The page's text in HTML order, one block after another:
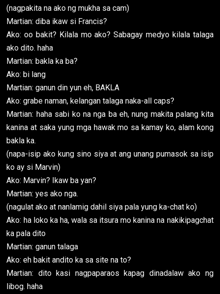
(nagpakita na ako ng mukha sa cam)
Martian: diba ikaw si Francis?
Ako: oo bakit? Kilala mo ako? Sabagay medyo kilala talaga
ako dito. haha
Martian: bakla ka ba?
Ako: bi lang
Martian: ganun din yun eh, BAKLA
Ako: grabe naman, kelangan talaga naka-all caps?
Martian: haha sabi ko na nga ba eh, nung makita palang kita
kanina at saka yung mga hawak mo sa kamay ko, alam kong
bakla ka.
(napa-isip ako kung sino siya at ang unang pumasok sa isip
ko ay si Marvin)
Ako: Marvin? Ikaw ba yan?
Martian: yes ako nga.
(nagulat ako at nanlamig dahil siya pala yung ka-chat ko)
Ako: ha loko ka ha, wala sa itsura mo kanina na nakikipagchat
ka pala dito
Martian: ganun talaga
Ako: eh bakit andito ka sa site na to?
Martian: dito kasi nagpaparaos kapag dinadalaw ako ng
libog. haha